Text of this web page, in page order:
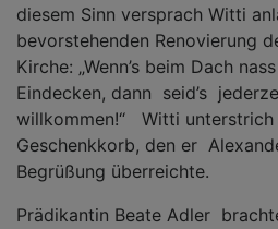
diesem Sinn versprach Witti
bevorstehenden Renovierung
Kirche: „Wenn’s beim Dach
Eindecken, dann seid’s
willkommen!“ Witti unterstrich
Geschenkkorb, den er
Begrüßung überreichte.
Prädikantin Beate Adler